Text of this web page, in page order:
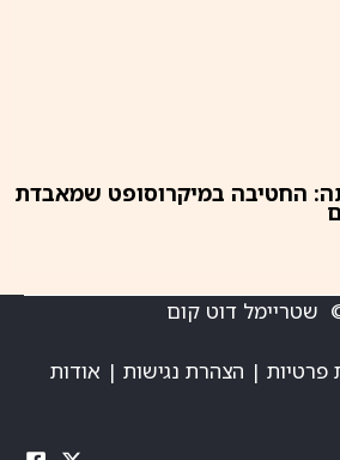
הביתה: החטיבה במיקרוסופט שמאבדת
שטריימל דוט קום
פרטיות | הצהרת נגישות | אודות